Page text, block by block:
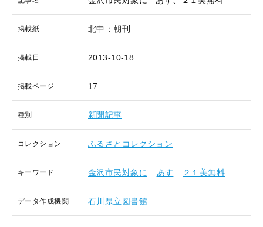
掲載紙 北中：朝刊
掲載日 2013-10-18
掲載ページ 17
種別 新聞記事
コレクション ふるさとコレクション
キーワード 金沢市民対象に あす ２１美無料
データ作成機関 石川県立図書館